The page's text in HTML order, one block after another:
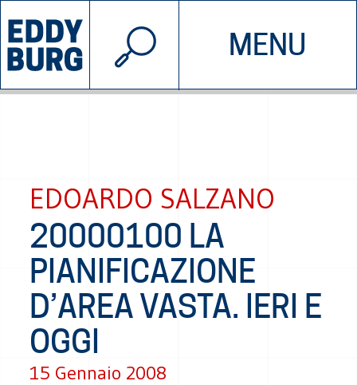
MENU
INIZIATIVE CHI SIAMO
© 2026 EDDYBURG
EDOARDO SALZANO
20000100 LA
PIANIFICAZIONE
D’AREA VASTA. IERI E
OGGI
15 Gennaio 2008